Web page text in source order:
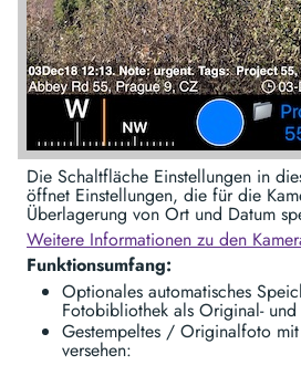
Die Schaltfläche Einstellungen in
öffnet Einstellungen, die für die
Überlagerung von Ort und Datum
Weitere Informationen zu den
Funktionsumfang:
Optionales automatisches
Fotobibliothek als Original-
Gestempeltes / Originalfoto
versehen: